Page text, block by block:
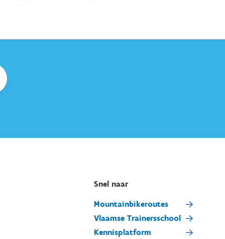
Snel naar
Mountainbikeroutes
Vlaamse Trainersschool
Kennisplatform